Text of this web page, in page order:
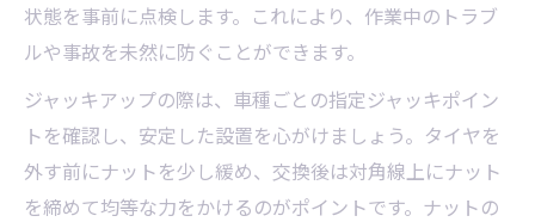
状態を事前に点検します。これにより、作業中のトラブ
ルや事故を未然に防ぐことができます。
ジャッキアップの際は、車種ごとの指定ジャッキポイン
トを確認し、安定した設置を心がけましょう。タイヤを
外す前にナットを少し緩め、交換後は対角線上にナット
を締めて均等な力をかけるのがポイントです。ナットの